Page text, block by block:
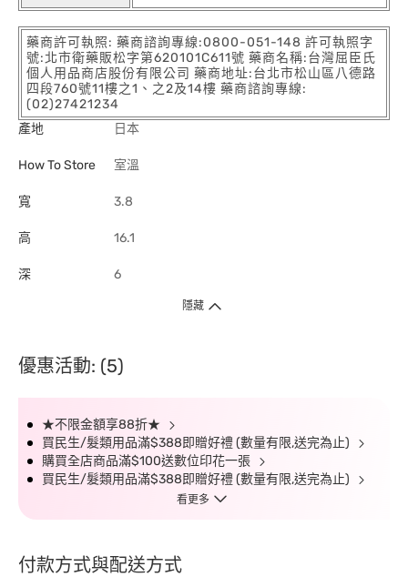
藥商許可執照: 藥商諮詢專線:0800-051-148 許可執照字
號:北市衛藥販松字第620101C611號 藥商名稱:台灣屈臣氏
個人用品商店股份有限公司 藥商地址:台北市松山區八德路
四段760號11樓之1、之2及14樓 藥商諮詢專線:
(02)27421234
產地
日本
How To Store 室溫
寬 3.8
高 16.1
深 6
隱藏
優惠活動: (5)
★不限金額享88折★
買民生/髮類用品滿$388即贈好禮 (數量有限,送完為止)
購買全店商品滿$100送數位印花一張
買民生/髮類用品滿$388即贈好禮 (數量有限,送完為止)
看更多
付款方式與配送方式